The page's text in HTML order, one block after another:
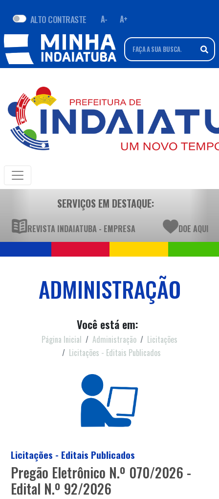
ALTO CONTRASTE A- A+
SERVIÇOS EM DESTAQUE:
REVISTA INDAIATUBA - EMPRESA DOE AQUI
ADMINISTRAÇÃO
Você está em:
Página Inicial Administração
Licitações
Licitações - Editais Publicados
Licitações - Editais Publicados
Pregão Eletrônico N.º 070/2026 -
Edital N.º 92/2026